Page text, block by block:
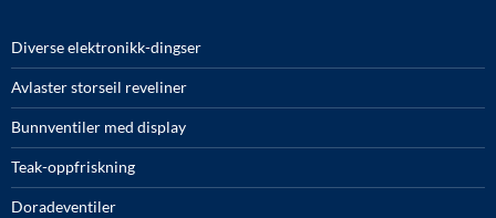
Diverse elektronikk-dingser
Avlaster storseil reveliner
Bunnventiler med display
Teak-oppfriskning
Doradeventiler